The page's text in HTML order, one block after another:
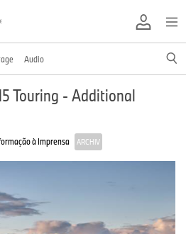
Audio
Touring - Additional
à Imprensa ARCHIV